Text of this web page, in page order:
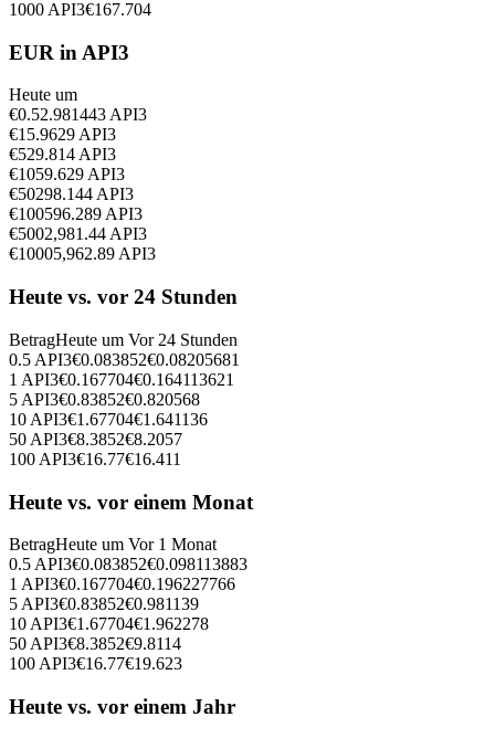
1000 API3€167.704
EUR in API3
Heute um
€0.52.981443API3
€15.9629API3
€529.814API3
€1059.629API3
€50298.144API3
€100596.289API3
€5002,981.44API3
€10005,962.89API3
Heute vs. vor 24 Stunden
BetragHeute um Vor 24 Stunden
0.5 API3€0.083852€0.08205681
1 API3€0.167704€0.164113621
5 API3€0.83852€0.820568
10 API3€1.67704€1.641136
50 API3€8.3852€8.2057
100 API3€16.77€16.411
Heute vs. vor einem Monat
BetragHeute um Vor 1 Monat
0.5 API3€0.083852€0.098113883
1 API3€0.167704€0.196227766
5 API3€0.83852€0.981139
10 API3€1.67704€1.962278
50 API3€8.3852€9.8114
100 API3€16.77€19.623
Heute vs. vor einem Jahr